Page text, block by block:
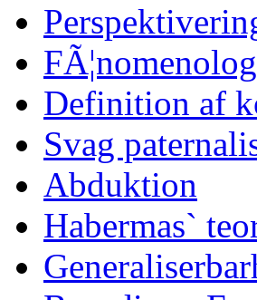
Definition af
Svag
Abduktion
Habermas`